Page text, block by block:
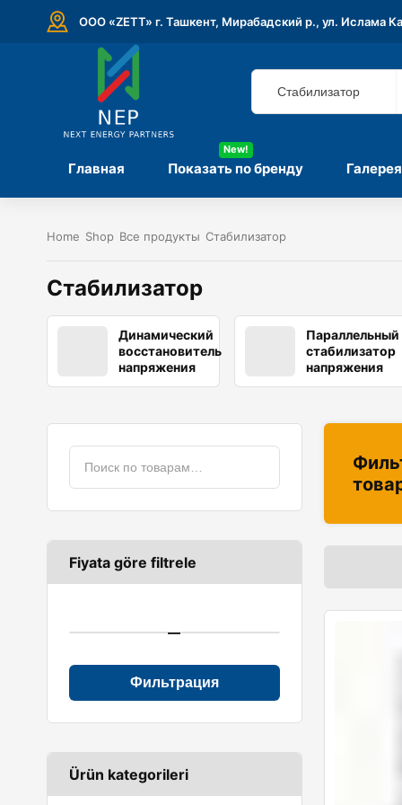
ООО «ZETT» г. Ташкент, Мирабадский р., ул. Ислама
Главная Показать по бренду
New!
Галерея
Home Shop Все продукты Стабилизатор
Стабилизатор
Динамический
восстановитель
напряжения
Параллельный
стабилизатор
напряжения
Fiyata göre filtrele
Фильтрация
—
Ürün kategorileri